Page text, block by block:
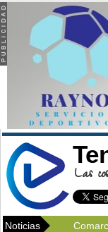
Las
Noticias